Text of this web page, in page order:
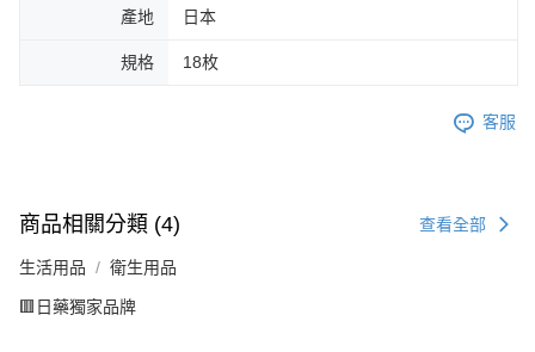
產地 日本
規格 18枚
客服
商品相關分類 (4) 查看全部
生活用品 衛生用品
🟥日藥獨家品牌